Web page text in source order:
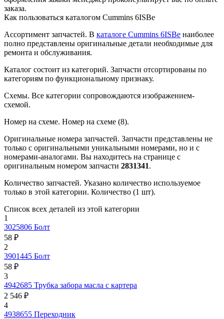
заказа.
Как пользоваться каталогом Cummins 6ISBe
Ассортимент запчастей. В каталоге Cummins 6ISBe наиболее
полно представлены оригинальные детали необходимые для
ремонта и обслуживания.
Каталог состоит из категорий. Запчасти отсортированы по
категориям по функциональному признаку.
Схемы. Все категории сопровождаются изображением-
схемой.
Номер на схеме. Номер на схеме (8).
Оригинальные номера запчастей. Запчасти представлены не
только с оригинальными уникальными номерами, но и с
номерами-аналогами. Вы находитесь на странице с
оригинальным номером запчасти 2831341.
Количество запчастей. Указано количество используемое
только в этой категории. Количество (1 шт).
Список всех деталей из этой категории
1
3025806 Болт
58 ₽
2
3901445 Болт
58 ₽
3
4942685 Трубка забора масла с картера
2 546 ₽
4
4938655 Переходник